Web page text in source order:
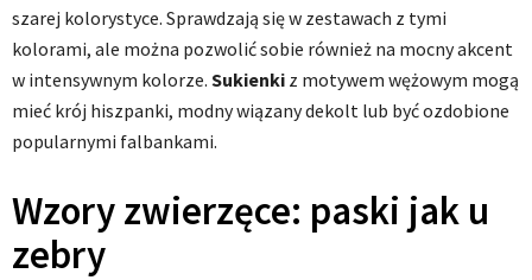
szarej kolorystyce. Sprawdzają się w zestawach z tymi
kolorami, ale można pozwolić sobie również na mocny akcent
w intensywnym kolorze. Sukienki z motywem wężowym mogą
mieć krój hiszpanki, modny wiązany dekolt lub być ozdobione
popularnymi falbankami.
Wzory zwierzęce: paski jak u
zebry